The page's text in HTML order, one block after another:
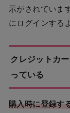
示がされていま
にログインする
クレジットカ
っている
購入時に登録す